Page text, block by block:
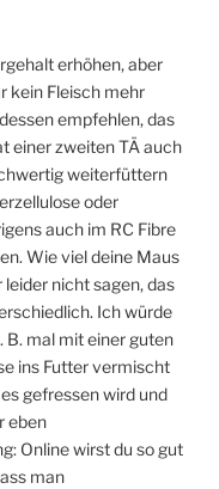
erhöhen, aber
kein Fleisch mehr
empfehlen, das
einer zweiten TÄ auch
weiterfüttern
oder
auch im RC Fibre
Wie viel deine Maus
nicht sagen, das
Ich würde
B. mal mit einer guten
ins Futter vermischt
gefressen wird und
eben
Online wirst du so gut
man